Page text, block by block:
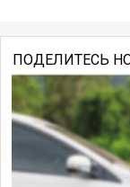
ПОДЕЛИТЕСЬ